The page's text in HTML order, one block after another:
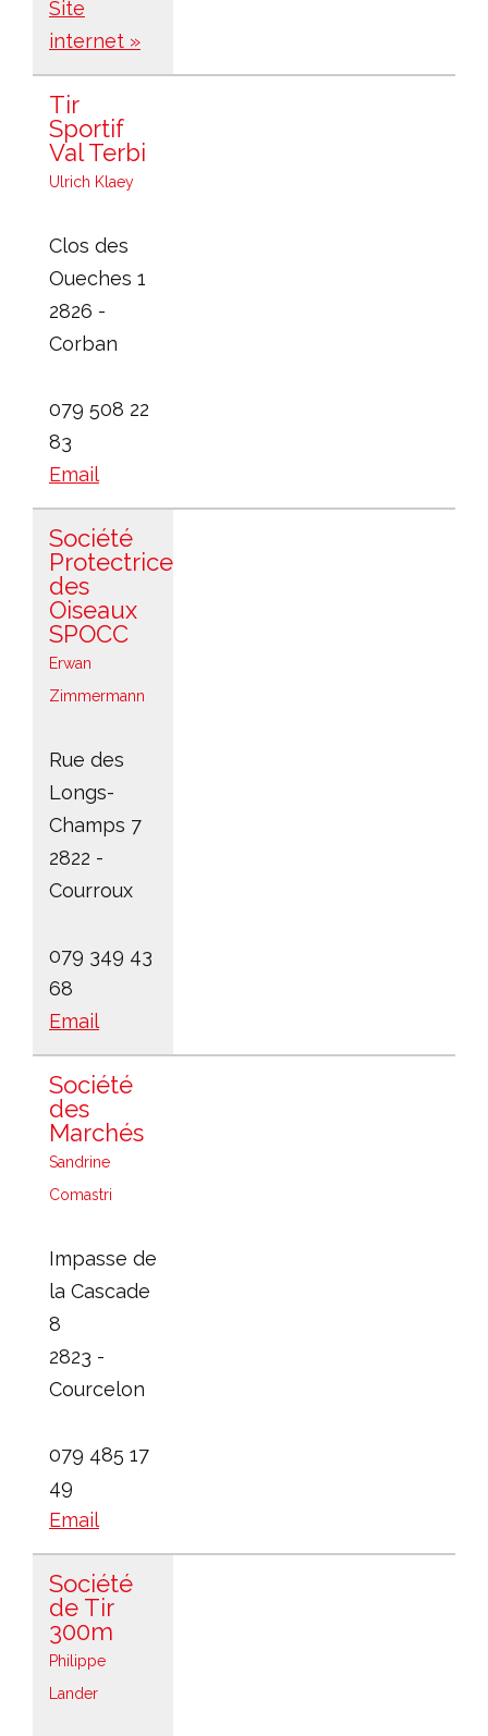
Site
internet »
Tir
Sportif
Val Terbi
Ulrich Klaey
Clos des
Oueches 1
2826 -
Corban
079 508 22
83
Email
Société
Protectrice
des
Oiseaux
SPOCC
Erwan
Zimmermann
Rue des
Longs-
Champs 7
2822 -
Courroux
079 349 43
68
Email
Société
des
Marchés
Sandrine
Comastri
Impasse de
la Cascade
8
2823 -
Courcelon
079 485 17
49
Email
Société
de Tir
300m
Philippe
Lander